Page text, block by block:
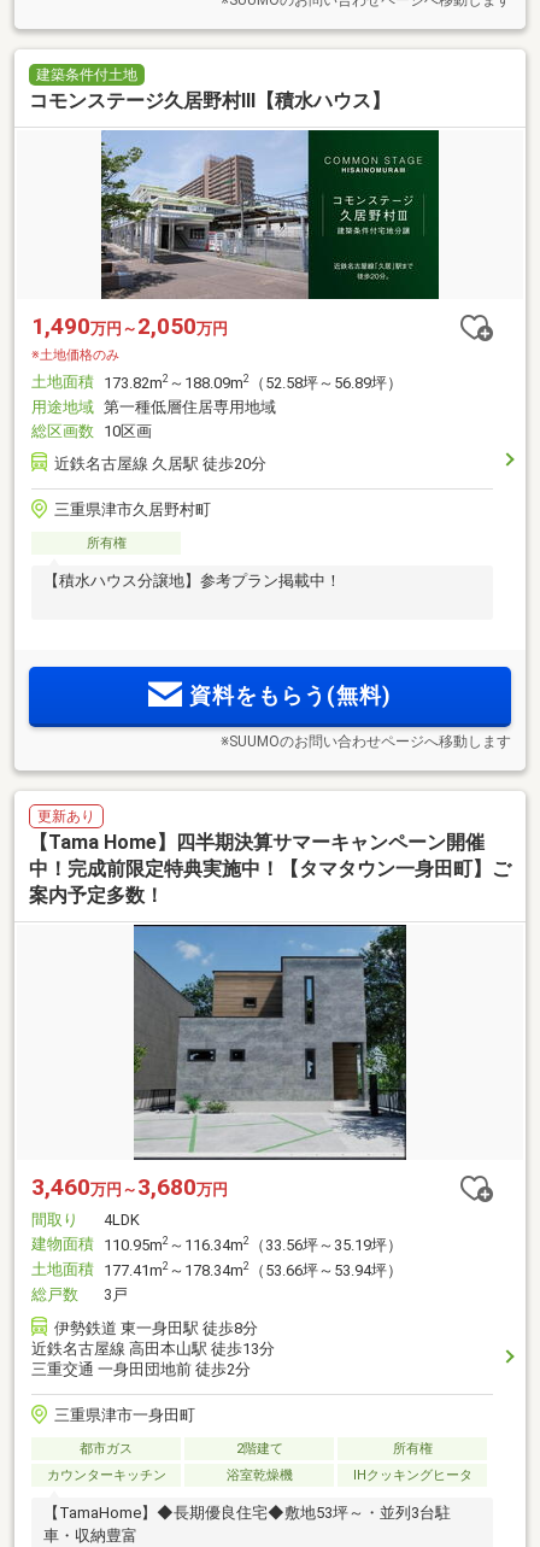
建築条件付土地
コモンステージ久居野村Ⅲ【積水ハウス】
1,490万円～ 2,050万円
※土地価格のみ
土地面積 173.82m2 ～188.09m2
（52.58坪～56.89坪）
用途地域 第一種低層住居専用地域
総区画数 10区画
近鉄名古屋線 久居駅 徒歩20分
三重県津市久居野村町
所有権
【積水ハウス分譲地】参考プラン掲載中！
資料をもらう(無料)
※SUUMOのお問い合わせページへ移動します
更新あり
【Tama Home】四半期決算サマーキャンペーン開催
中！完成前限定特典実施中！【タマタウン一身田町】ご
案内予定多数！
3,460万円～ 3,680万円
間取り
4LDK
建物面積 110.95m2 ～116.34m2
（33.56坪～35.19坪）
土地面積 177.41m2 ～178.34m2
（53.66坪～53.94坪）
総戸数
3戸
伊勢鉄道 東一身田駅 徒歩8分
近鉄名古屋線 高田本山駅 徒歩13分
三重交通 一身田団地前 徒歩2分
三重県津市一身田町
都市ガス 2階建て
所有権
カウンターキッチン
浴室乾燥機 IHクッキングヒータ
【TamaHome】◆長期優良住宅◆敷地53坪～・並列3台駐
車・収納豊富